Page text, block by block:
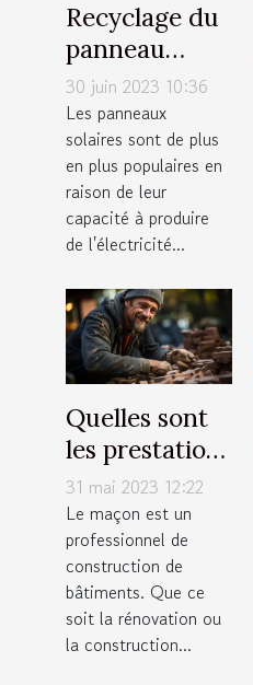
Recyclage du
panneau
solaire : qu'en
est-il
vraiment ?
30 juin 2023 10:36
Les panneaux
solaires sont de plus
en plus populaires en
raison de leur
capacité à produire
de l'électricité...
Quelles sont
les prestations
proposées par
un maçon ?
31 mai 2023 12:22
Le maçon est un
professionnel de
construction de
bâtiments. Que ce
soit la rénovation ou
la construction...